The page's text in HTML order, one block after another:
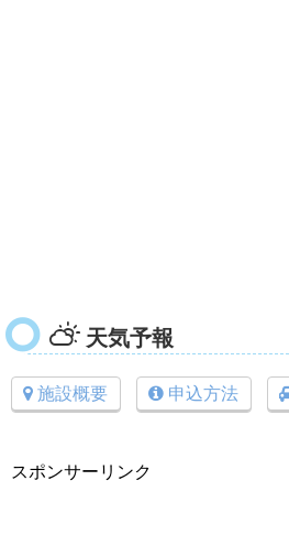
天気予報
施設概要 申込方法
スポンサーリンク